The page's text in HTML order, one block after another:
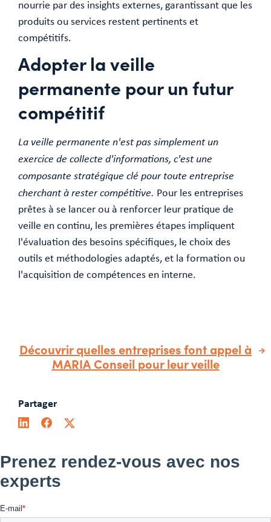
nourrie par des insights externes, garantissant que les
produits ou services restent pertinents et
compétitifs.
Adopter la veille
permanente pour un futur
compétitif
La veille permanente n'est pas simplement un
exercice de collecte d'informations, c'est une
composante stratégique clé pour toute entreprise
cherchant à rester compétitive. Pour les entreprises
prêtes à se lancer ou à renforcer leur pratique de
veille en continu, les premières étapes impliquent
l'évaluation des besoins spécifiques, le choix des
outils et méthodologies adaptés, et la formation ou
l'acquisition de compétences en interne.
Découvrir quelles entreprises font appel à
MARIA Conseil pour leur veille
Partager